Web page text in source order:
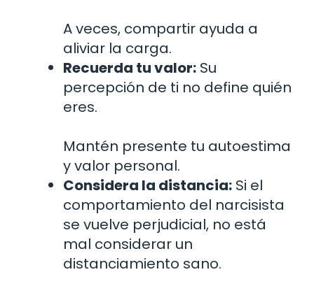
A veces, compartir ayuda a
aliviar la carga.
Recuerda tu valor: Su
percepción de ti no define quién
eres.
Mantén presente tu autoestima
y valor personal.
Considera la distancia: Si el
comportamiento del narcisista
se vuelve perjudicial, no está
mal considerar un
distanciamiento sano.